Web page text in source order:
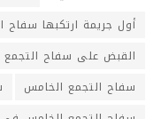
أول جريمة ارتكبها سفاح
القبض على سفاح التجمع
سفاح التجمع الخامس